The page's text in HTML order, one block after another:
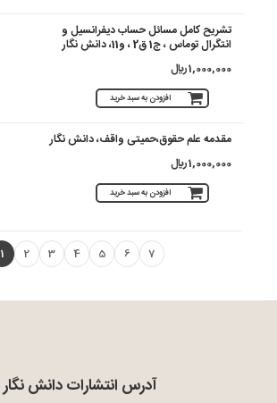
تشریح کامل مسائل حساب دیفرانسیل و
انتگرال توماس ، ج1 ق2 ، و11، دانش نگار
1,000,000 ريال
افزودن به سبد خرید
مقدمه علم حقوق،حمیتی واقف، دانش نگار
1,000,000 ريال
افزودن به سبد خرید
1 2 3 4 5 6 7
آدرس انتشارات دانش نگار